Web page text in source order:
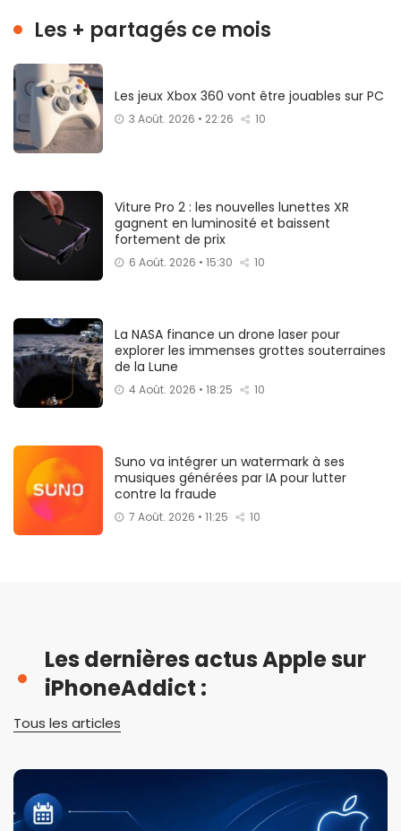
Les + partagés ce mois
Les jeux Xbox 360 vont être jouables sur PC
3 Août. 2026 • 22:26 10
Viture Pro 2 : les nouvelles lunettes XR
gagnent en luminosité et baissent
fortement de prix
6 Août. 2026 • 15:30 10
La NASA finance un drone laser pour
explorer les immenses grottes souterraines
de la Lune
4 Août. 2026 • 18:25 10
Suno va intégrer un watermark à ses
musiques générées par IA pour lutter
contre la fraude
7 Août. 2026 • 11:25 10
Les dernières actus Apple sur
iPhoneAddict :
Tous les articles